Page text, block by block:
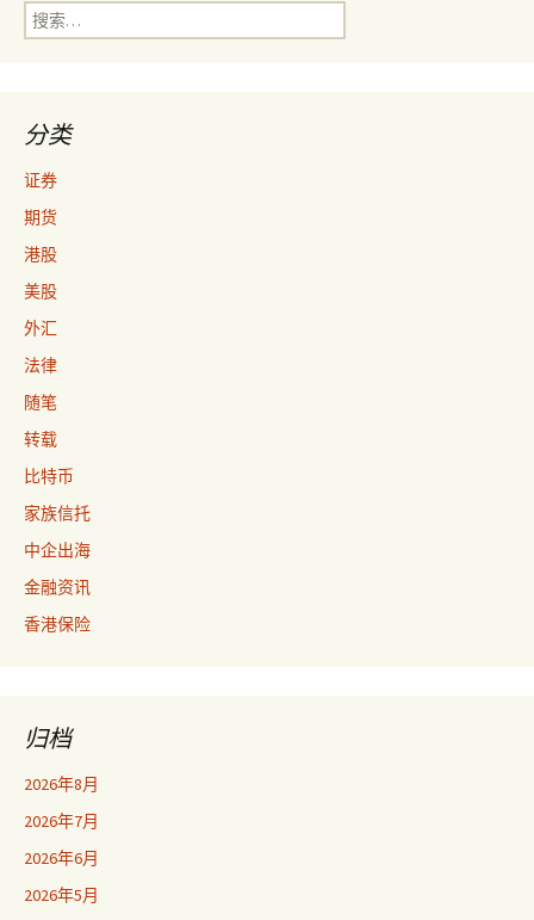
搜
索：
分类
证券
期货
港股
美股
外汇
法律
随笔
转载
比特币
家族信托
中企出海
金融资讯
香港保险
归档
2026年8月
2026年7月
2026年6月
2026年5月